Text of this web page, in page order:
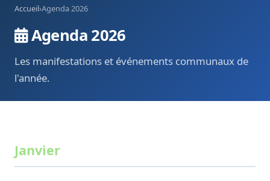
Accueil›Agenda 2026
Agenda 2026
Les manifestations et événements communaux de
l'année.
Janvier